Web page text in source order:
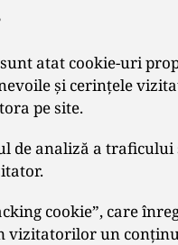
atat cookie-uri
şi cerinţele
pe site.
de analiză a
cookie”, care
un